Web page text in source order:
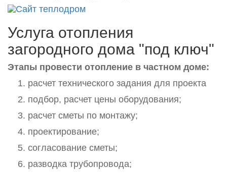
Услуга отопления
загородного дома "под ключ"
Этапы провести отопление в частном доме:
расчет технического задания для проекта
подбор, расчет цены оборудования;
расчет сметы по монтажу;
проектирование;
согласование сметы;
разводка трубопровода;